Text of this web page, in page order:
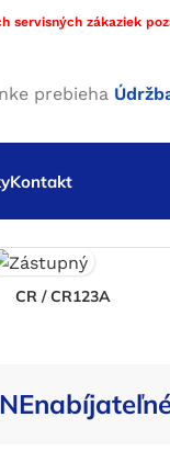
servisných zákaziek
prebieha
Kontakt
CR / CR123A